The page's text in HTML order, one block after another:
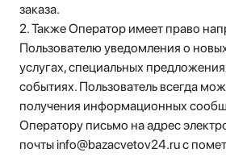
заказа.
2. Также Оператор имеет право
Пользователю уведомления о
услугах, специальных
событиях. Пользователь всегда
получения информационных
Оператору письмо на адрес
почты info@bazacvetov24.ru с